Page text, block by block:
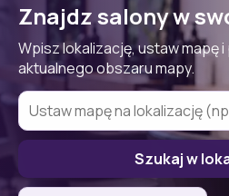
Znajdz salony w
Wpisz lokalizację, ustaw mapę
aktualnego obszaru mapy.
Szukaj w